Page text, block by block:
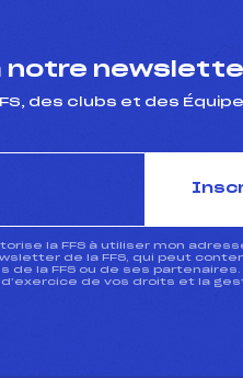
notre
des clubs et des
la FFS à utiliser mon
de la FFS, qui peut
la FFS ou de ses partenaires.
de vos droits et la